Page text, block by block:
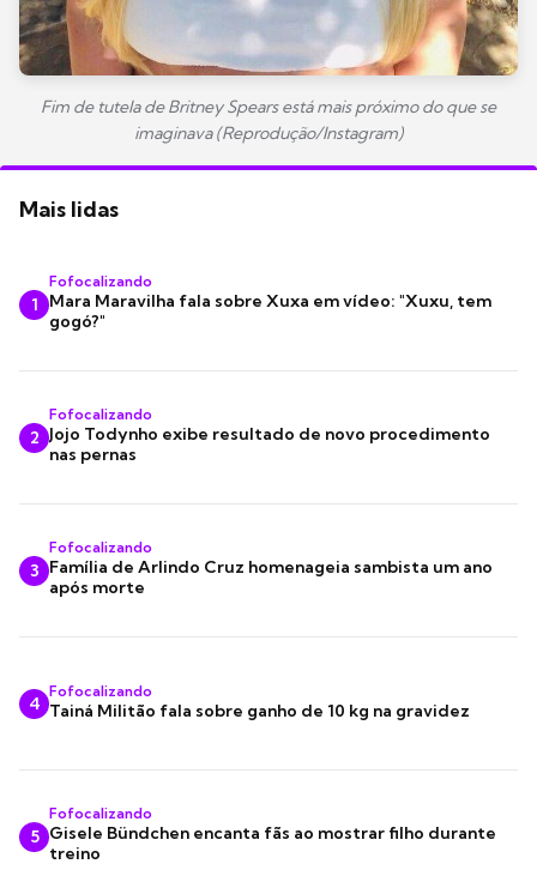
Fim de tutela de Britney Spears está mais próximo do que se
imaginava (Reprodução/Instagram)
Mais lidas
1
Fofocalizando
Mara Maravilha fala sobre Xuxa em vídeo: "Xuxu, tem
gogó?"
2
Fofocalizando
Jojo Todynho exibe resultado de novo procedimento
nas pernas
3
Fofocalizando
Família de Arlindo Cruz homenageia sambista um ano
após morte
4
Fofocalizando
Tainá Militão fala sobre ganho de 10 kg na gravidez
5
Fofocalizando
Gisele Bündchen encanta fãs ao mostrar filho durante
treino